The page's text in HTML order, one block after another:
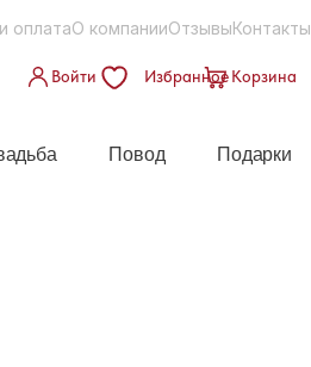
оплатаО компанииОтзывыКонтакты
Войти ИзбранноеКорзина
Повод Подарки